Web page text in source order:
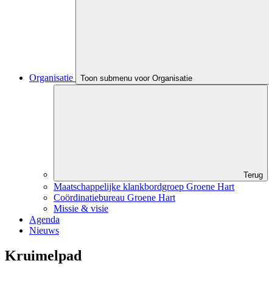
Organisatie Toon submenu voor Organisatie
Terug
Maatschappelijke klankbordgroep Groene Hart
Coördinatiebureau Groene Hart
Missie & visie
Agenda
Nieuws
Kruimelpad